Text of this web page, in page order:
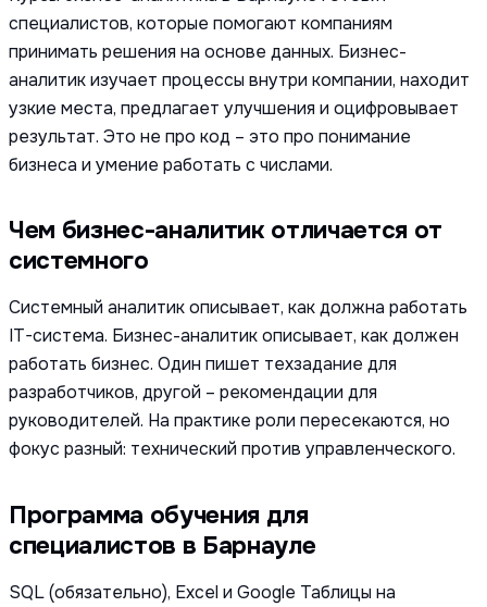
специалистов, которые помогают компаниям
принимать решения на основе данных. Бизнес-
аналитик изучает процессы внутри компании, находит
узкие места, предлагает улучшения и оцифровывает
результат. Это не про код – это про понимание
бизнеса и умение работать с числами.
Чем бизнес-аналитик отличается от
системного
Системный аналитик описывает, как должна работать
IT-система. Бизнес-аналитик описывает, как должен
работать бизнес. Один пишет техзадание для
разработчиков, другой – рекомендации для
руководителей. На практике роли пересекаются, но
фокус разный: технический против управленческого.
Программа обучения для
специалистов в Барнауле
SQL (обязательно), Excel и Google Таблицы на